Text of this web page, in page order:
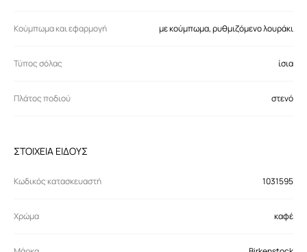
Κούμπωμα και εφαρμογή με κούμπωμα, ρυθμιζόμενο λουράκι
Τύπος σόλας ίσια
Πλάτος ποδιού στενό
ΣΤΟΙΧΕΙΑ ΕΙΔΟΥΣ
Κωδικός κατασκευαστή 1031595
Χρώμα καφέ